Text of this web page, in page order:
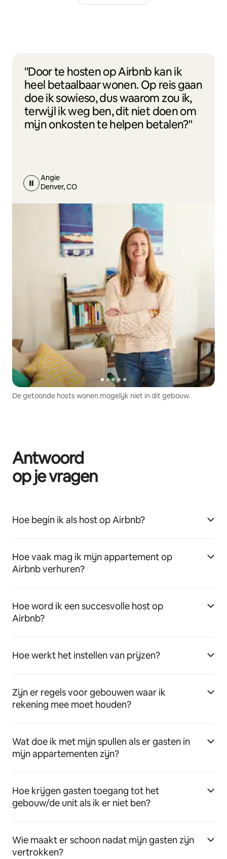
"Door te hosten op Airbnb kan ik
heel betaalbaar wonen. Op reis gaan
doe ik sowieso, dus waarom zou ik,
terwijl ik weg ben, dit niet doen om
mijn onkosten te helpen betalen?"
Angie
Denver, CO
De getoonde hosts wonen mogelijk niet in dit gebouw.
Antwoord
op je vragen
Hoe begin ik als host op Airbnb?
Hoe vaak mag ik mijn appartement op
Airbnb verhuren?
Hoe word ik een succesvolle host op
Airbnb?
Hoe werkt het instellen van prijzen?
Zijn er regels voor gebouwen waar ik
rekening mee moet houden?
Wat doe ik met mijn spullen als er gasten in
mijn appartementen zijn?
Hoe krijgen gasten toegang tot het
gebouw/de unit als ik er niet ben?
Wie maakt er schoon nadat mijn gasten zijn
vertrokken?